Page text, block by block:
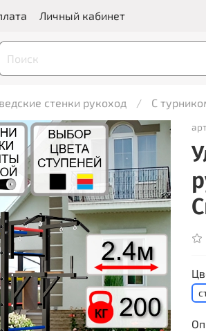
Личный кабинет
стенки рукоход С